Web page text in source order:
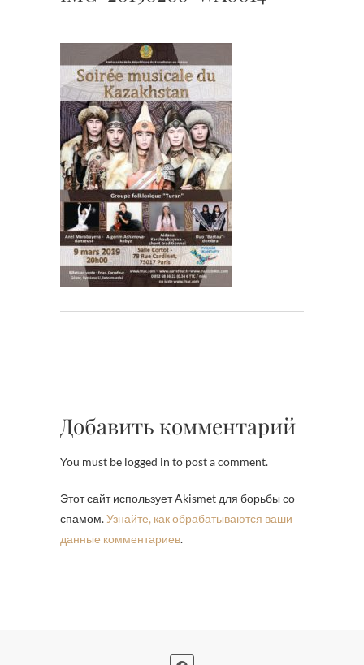
Добавить комментарий
You must be logged in to post a comment.
Этот сайт использует Akismet для борьбы со
спамом.Узнайте, как обрабатываются ваши
данные комментариев.